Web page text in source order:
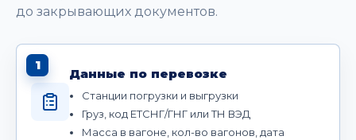
до закрывающих документов.
1
Данные по перевозке
Станции погрузки и выгрузки
Груз, код ЕТСНГ/ГНГ или ТН ВЭД
Масса в вагоне, кол-во вагонов, дата